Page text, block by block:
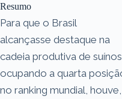
Resumo
Para que o Brasil
alcançasse destaque na
cadeia produtiva de suínos,
ocupando a quarta
no ranking mundial, houve,